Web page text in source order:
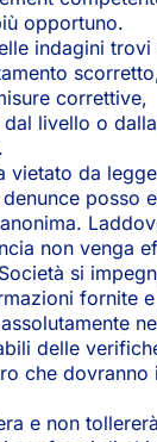
opportuno.
indagini
correttive,
dal livello o
vietato da
posso
non venga
si
fornite e
delle
che dovranno
e non